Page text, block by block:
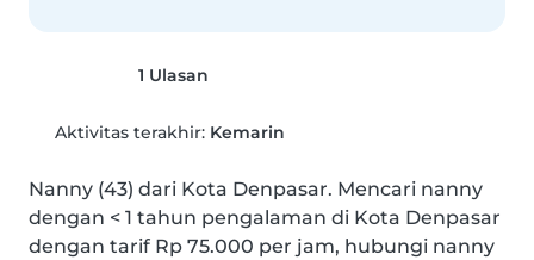
1 Ulasan
Aktivitas terakhir: Kemarin
Nanny (43) dari Kota Denpasar. Mencari nanny
dengan < 1 tahun pengalaman di Kota Denpasar
dengan tarif Rp 75.000 per jam, hubungi nanny